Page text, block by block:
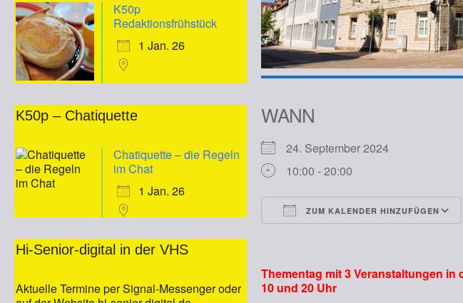
WANN
24. September 2024
10:00 - 20:00
ZUM KALENDER HINZUFÜGEN
Thementag mit 3 Veranstaltungen in
10 und 20 Uhr
K50p
Redaktionsfrühstück
1 Jan. 26
K50p – Chatiquette
Chatiquette – die Regeln
im Chat
1 Jan. 26
Hi-Senior-digital in der VHS
Aktuelle Termine per Signal-Messenger oder